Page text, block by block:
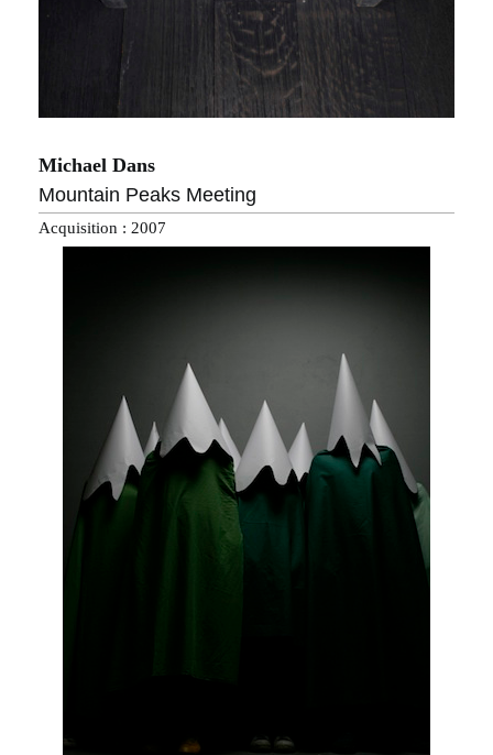
Michael Dans
Mountain Peaks Meeting
Acquisition : 2007